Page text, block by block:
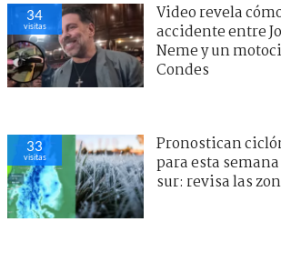
34
visitas
Video revela
accidente entre
Neme y un
Condes
33
visitas
Pronostican
para esta
sur: revisa las